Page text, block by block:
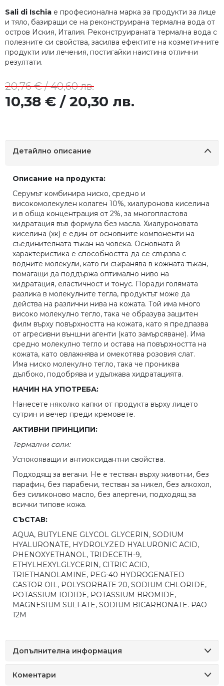
Sali di Ischia e професионална марка за продукти за лице
и тяло, базиращи се на реконструирана термална вода от
остров Иския, Италия. Реконструираната термална вода с
полезните си свойства, засилва ефектите на козметичните
продукти или лечения, постигайки наистина отлични
резултати.
10,38 € / 20,30 лв.
20,76 € / 40,60 лв.
Детайлно описание
Описание на продукта:
Серумът комбинира ниско, средно и
високомолекулен колаген 10%, хиалуронова киселина
и в обща концентрация от 2%, за многопластова
хидратация във формула без масла. Хиалуроновата
киселина (хк) е един от основните компоненти на
съединителната тъкан на човека. Основната й
характеристика е способността да се свързва с
водните молекули, като ги съхранява в кожната тъкан,
помагащи да поддържа оптимално ниво на
хидратация, еластичност и тонус. Поради голямата
разлика в молекулните тегла, продуктът може да
действа на различни нива на кожата. Той има много
високо молекулно тегло, така че образува защитен
филм върху повърхността на кожата, като я предпазва
от агресивни външни агенти (като замърсяване). Има
средно молекулно тегло и остава на повърхността на
кожата, като овлажнява и омекотява розовия слат.
Има ниско молекулно тегло, така че прониква
дълбоко, подобрява и удължава хидратацията.
НАЧИН НА УПОТРЕБА:
Нанесете няколко капки от продукта върху лицето
сутрин и вечер преди кремовете.
АКТИВНИ ПРИНЦИПИ:
Термални соли:
Успокояващи и антиоксидантни свойства.
Подходящ за вегани. Не е тестван върху животни, без
парафин, без парабени, тестван за никел, без алкохол,
без силиконово масло, без алергени, подходящ за
всички типове кожа.
СЪСТАВ:
AQUA, BUTYLENE GLYCOL GLYCERIN, SODIUM
HYALURONATE, HYDROLYZED HYALURONIC ACID,
PHENOXYETHANOL, TRIDECETH-9,
ETHYLHEXYLGLYCERIN, CITRIC ACID,
TRIETHANOLAMINE, PEG-40 HYDROGENATED
CASTOR OIL, POLYSORBATE 20, SODIUM CHLORIDE,
POTASSIUM IODIDE, POTASSIUM BROMIDE,
MAGNESIUM SULFATE, SODIUM BICARBONATE. PAO
12M
Допълнителна информация
Коментари